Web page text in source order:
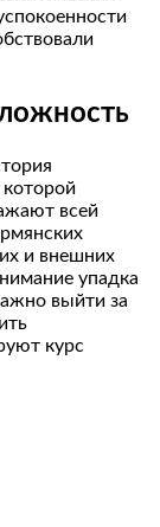
всей
и внешних
упадка
выйти за
курс